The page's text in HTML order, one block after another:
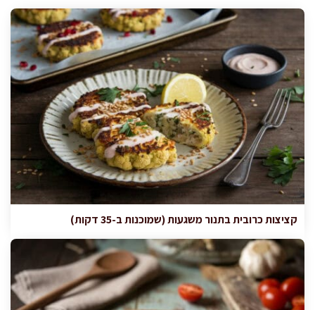
קציצות כרובית בתנור משגעות (שמוכנות ב-35 דקות)